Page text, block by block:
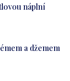
náplní
a džemem